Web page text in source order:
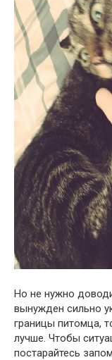
Но не нужно
вынужден сильно
границы питомца,
лучше. Чтобы
постарайтесь